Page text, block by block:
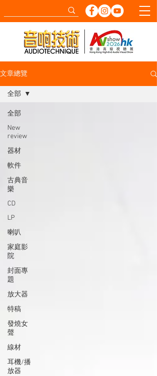
文章總覽
全部
New
review
器材
軟件
古典音
樂
CD
LP
喇叭
家庭影
院
封面專
題
放大器
特稿
發燒女
聲
線材
耳機/播
放器
全部